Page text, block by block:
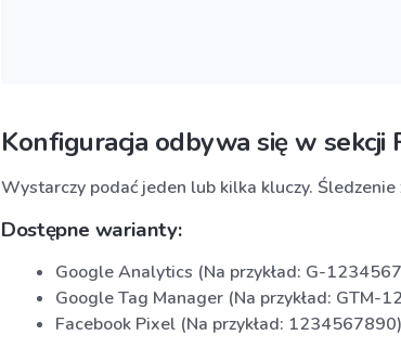
Konfiguracja odbywa się w
Wystarczy podać jeden lub kilka kluczy.
Dostępne warianty:
Google Analytics (Na przykład: G-
Google Tag Manager (Na przykład: GTM-
Facebook Pixel (Na przykład: 1234567890)